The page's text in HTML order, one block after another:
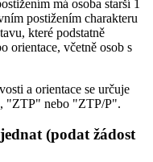
má osoba starší 1
postižením charakteru
které podstatně
orientace, včetně osob s
a orientace se určuje
"ZTP" nebo "ZTP/P".
(podat žádost